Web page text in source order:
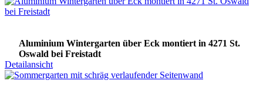
Aluminium Wintergarten über Eck montiert in 4271 St.
Oswald bei Freistadt
Detailansicht